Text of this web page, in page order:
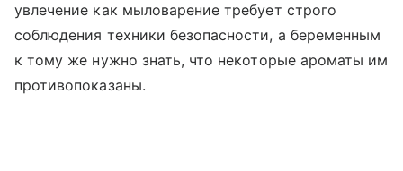
увлечение как мыловарение требует строго
соблюдения техники безопасности, а беременным
к тому же нужно знать, что некоторые ароматы им
противопоказаны.